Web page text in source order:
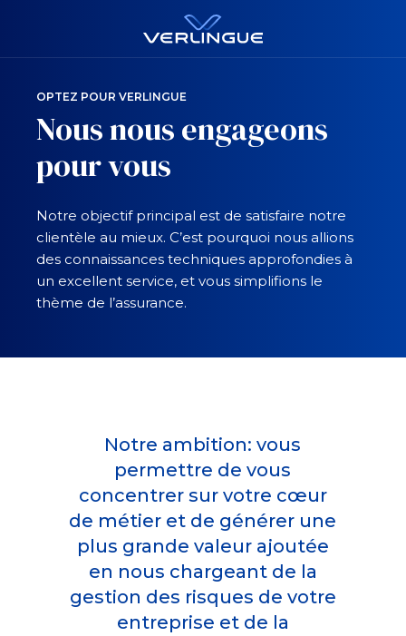
OPTEZ POUR VERLINGUE
Nous nous engageons
pour vous
Notre objectif principal est de satisfaire notre
clientèle au mieux. C’est pourquoi nous allions
des connaissances techniques approfondies à
un excellent service, et vous simplifions le
thème de l’assurance.
Notre ambition: vous
permettre de vous
concentrer sur votre cœur
de métier et de générer une
plus grande valeur ajoutée
en nous chargeant de la
gestion des risques de votre
entreprise et de la